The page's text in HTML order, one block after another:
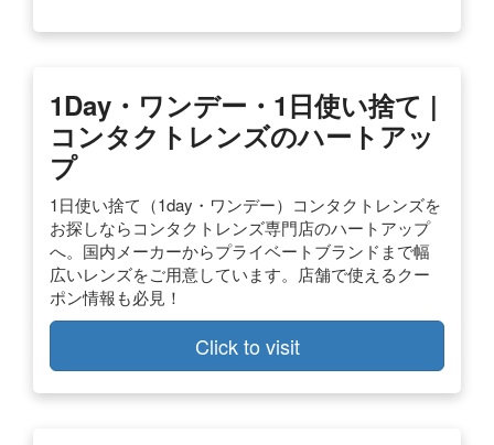
1Day・ワンデー・1日使い捨て |
コンタクトレンズのハートアッ
プ
1日使い捨て（1day・ワンデー）コンタクトレンズを
お探しならコンタクトレンズ専門店のハートアップ
へ。国内メーカーからプライベートブランドまで幅
広いレンズをご用意しています。店舗で使えるクー
ポン情報も必見！
Click to visit